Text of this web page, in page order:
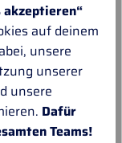
akzeptieren“
auf deinem
unsere
unserer
unsere
Dafür
Teams!